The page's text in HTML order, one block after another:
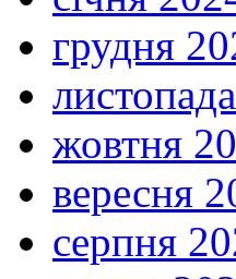
грудня
жовтня
вересня
серпня